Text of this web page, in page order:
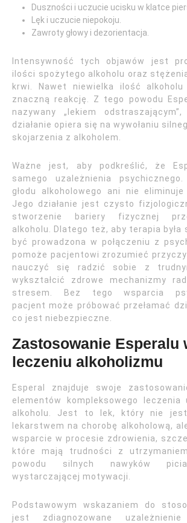
Duszności i uczucie ucisku w klatce
Lęk i uczucie niepokoju.
Zawroty głowy i dezorientacja.
Intensywność tych objawów jest
ilości spożytego alkoholu oraz
krwi. Nawet niewielka ilość alkoholu
znaczną reakcję. Z tego powodu
nazywany „lekiem
działanie opiera się na wywołaniu
skojarzenia z alkoholem.
Ważne jest, aby podkreślić, że
samego uzależnienia
głodu alkoholowego ani nie
Jego działanie jest czysto
stworzenie bariery fizycznej
alkoholu. Dlatego też, aby terapia była
być prowadzona w połączeniu z
pomoże pacjentowi zrozumieć
nauczyć się radzić sobie z
wykształcić zdrowe mechanizmy
stresem. Bez tego wsparcia
pacjent może próbować przełamać
co jest niebezpieczne.
Zastosowanie Esperalu
leczeniu alkoholizmu
Esperal znajduje swoje
elementów kompleksowego leczenia
alkoholu. Jest to lek, który nie jest
lekarstwem na chorobę alkoholową,
wsparcie w procesie zdrowienia,
które mają trudności z
powodu silnych nawyków
wystarczającej motywacji.
Podstawowym wskazaniem do
jest zdiagnozowane